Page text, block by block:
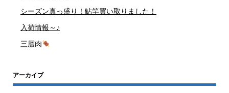
シーズン真っ盛り！鮎竿買い取りました！
入荷情報～♪
三層肉
アーカイブ